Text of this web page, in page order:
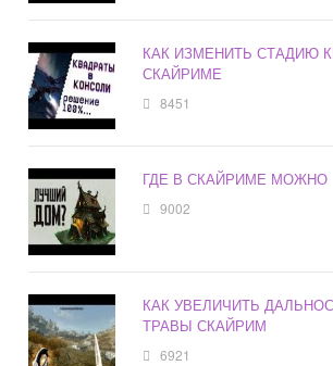
КАК ИЗМЕНИТЬ СТАДИЮ
СКАЙРИМЕ
8451
ГДЕ В СКАЙРИМЕ МОЖНО
9002
КАК УВЕЛИЧИТЬ
ТРАВЫ СКАЙРИМ
6921